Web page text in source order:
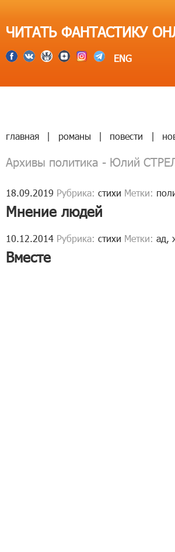
ЧИТАТЬ ФАНТАСТИКУ
ENG
главная | романы | повести |
Архивы политика - Юлий
18.09.2019 Рубрика: стихи Метки:
Мнение людей
10.12.2014 Рубрика: стихи Метки: ад,
Вместе